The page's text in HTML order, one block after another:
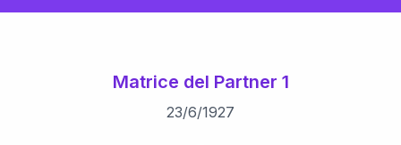
Matrice del Partner 1
23/6/1927